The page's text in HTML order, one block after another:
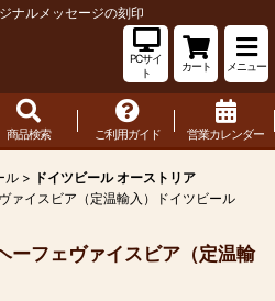
ナルメッセージの刻印
PCサイ
ト
カート メニュー
商品検索 ご利用ガイド 営業カレンダー
ル > ドイツビール オーストリア
ァイスビア（定温輸入）ドイツビール
ーフェヴァイスビア（定温輸